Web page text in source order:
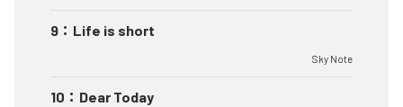
9 ： Life is short
Sky Note
10 ： Dear Today